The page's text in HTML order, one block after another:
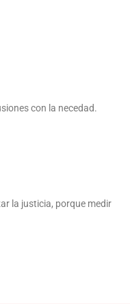
con la necedad.
la justicia, porque medir